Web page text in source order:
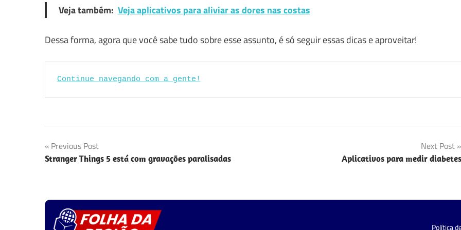
Veja também: Veja aplicativos para aliviar as dores nas costas
Dessa forma, agora que você sabe tudo sobre esse assunto, é só seguir essas dicas e aproveitar!
Continue navegando com a gente!
Navegação
de
Previous Post
Stranger Things 5 está com gravações paralisadas
Next Post
Aplicativos para medir diabetes
Política